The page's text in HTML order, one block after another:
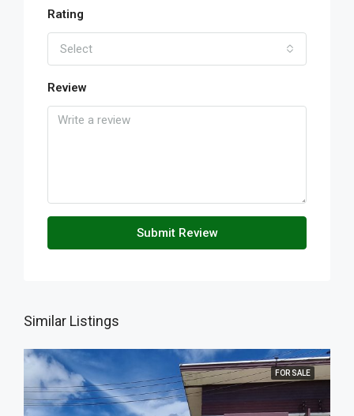
Rating
Select
Review
Submit Review
Similar Listings
FOR SALE